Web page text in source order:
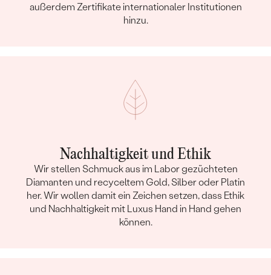
außerdem Zertifikate internationaler Institutionen
hinzu.
Nachhaltigkeit und Ethik
Wir stellen Schmuck aus im Labor gezüchteten
Diamanten und recyceltem Gold, Silber oder Platin
her. Wir wollen damit ein Zeichen setzen, dass Ethik
und Nachhaltigkeit mit Luxus Hand in Hand gehen
können.